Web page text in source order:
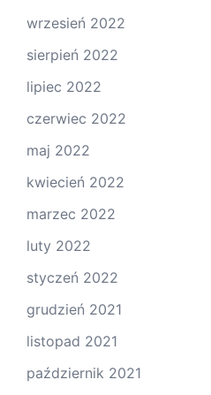
wrzesień 2022
sierpień 2022
lipiec 2022
czerwiec 2022
maj 2022
kwiecień 2022
marzec 2022
luty 2022
styczeń 2022
grudzień 2021
listopad 2021
październik 2021